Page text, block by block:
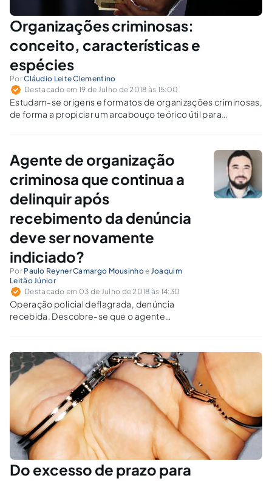
Organizações criminosas:
conceito, características e
espécies
PorCláudio Leite Clementino
Destacado em 19 de Julho de 2018 às 15:00
Estudam-se origens e formatos de organizações criminosas,
de forma a propiciar um arcabouço teórico útil para
Agente de organização
criminosa que continua a
delinquir após
recebimento da denúncia
deve ser novamente
indiciado?
Por Paulo Reyner Camargo Mousinhoe Joaquim
Leitão Júnior
Destacado em 03 de Julho de 2018 às 14:30
Operação policial deflagrada, denúncia
recebida. Descobre-se que o agente
continua a delinquir. Poderia ser indiciado
novamente pelo mesmo tipo penal?
Do excesso de prazo para